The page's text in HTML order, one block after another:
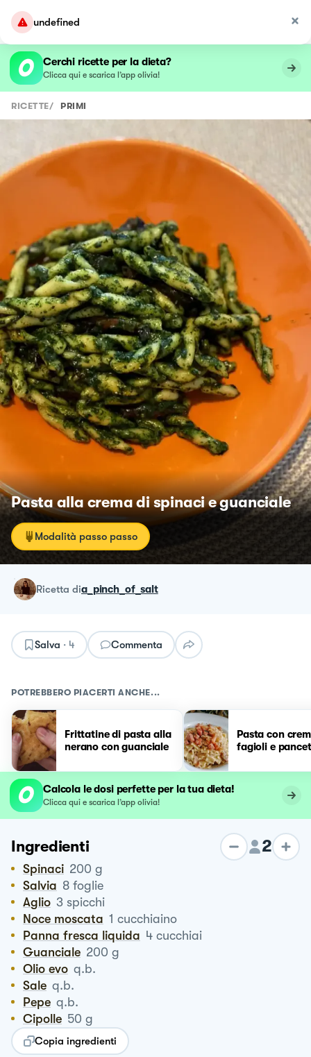
undefined
Cerchi ricette per la dieta?
Clicca qui e scarica l’app olivia!
RICETTE/ PRIMI
Pasta alla crema di spinaci e guanciale
Modalità passo passo
ricetta dia_pinch_of_salt
Salva · 4 Commenta
POTREBBERO PIACERTI ANCHE...
Frittatine di pasta alla
nerano con guanciale
Pasta con
fagioli e
Calcola le dosi perfette per la tua dieta!
Clicca qui e scarica l’app olivia!
Ingredienti 2
Spinaci 200 g
Salvia 8 foglie
Aglio 3 spicchi
Noce moscata 1 cucchiaino
Panna fresca liquida 4 cucchiai
Guanciale 200 g
Olio evo q.b.
Sale q.b.
Pepe q.b.
Cipolle 50 g
Copia ingredienti